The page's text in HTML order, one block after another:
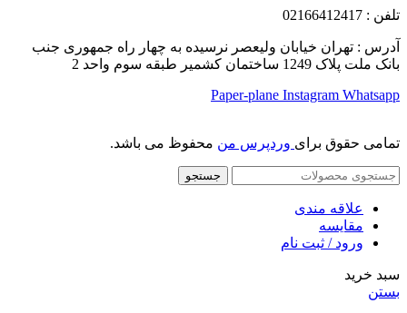
تلفن : 02166412417
آدرس : تهران خیابان ولیعصر نرسیده به چهار راه جمهوری جنب
بانک ملت پلاک 1249 ساختمان کشمیر طبقه سوم واحد 2
Paper-plane Instagram Whatsapp
تمامی حقوق برای وردپرس من محفوظ می باشد.
جستجو
علاقه مندی
مقایسه
ورود / ثبت نام
سبد خرید
بستن